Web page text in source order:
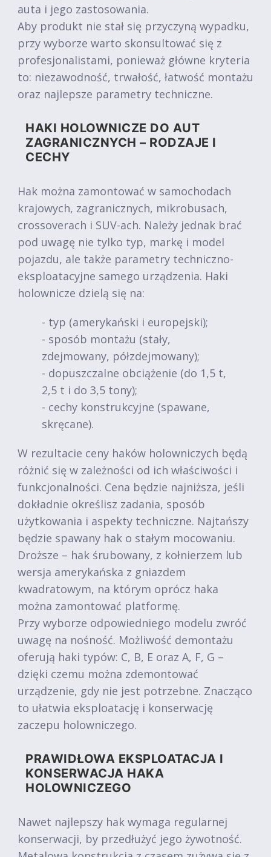
auta i jego zastosowania.
Aby produkt nie stał się przyczyną wypadku,
przy wyborze warto skonsultować się z
profesjonalistami, ponieważ główne kryteria
to: niezawodność, trwałość, łatwość montażu
oraz najlepsze parametry techniczne.
HAKI HOLOWNICZE DO AUT
ZAGRANICZNYCH – RODZAJE I
CECHY
Hak można zamontować w samochodach
krajowych, zagranicznych, mikrobusach,
crossoverach i SUV-ach. Należy jednak brać
pod uwagę nie tylko typ, markę i model
pojazdu, ale także parametry techniczno-
eksploatacyjne samego urządzenia. Haki
holownicze dzielą się na:
- typ (amerykański i europejski);
- sposób montażu (stały,
zdejmowany, półzdejmowany);
- dopuszczalne obciążenie (do 1,5 t,
2,5 t i do 3,5 tony);
- cechy konstrukcyjne (spawane,
skręcane).
W rezultacie ceny haków holowniczych będą
różnić się w zależności od ich właściwości i
funkcjonalności. Cena będzie najniższa, jeśli
dokładnie określisz zadania, sposób
użytkowania i aspekty techniczne. Najtańszy
będzie spawany hak o stałym mocowaniu.
Droższe – hak śrubowany, z kołnierzem lub
wersja amerykańska z gniazdem
kwadratowym, na którym oprócz haka
można zamontować platformę.
Przy wyborze odpowiedniego modelu zwróć
uwagę na nośność. Możliwość demontażu
oferują haki typów: C, B, E oraz A, F, G –
dzięki czemu można zdemontować
urządzenie, gdy nie jest potrzebne. Znacząco
to ułatwia eksploatację i konserwację
zaczepu holowniczego.
PRAWIDŁOWA EKSPLOATACJA I
KONSERWACJA HAKA
HOLOWNICZEGO
Nawet najlepszy hak wymaga regularnej
konserwacji, by przedłużyć jego żywotność.